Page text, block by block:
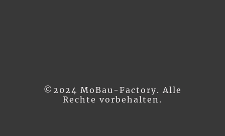
©2024 MoBau-Factory. Alle
Rechte vorbehalten.